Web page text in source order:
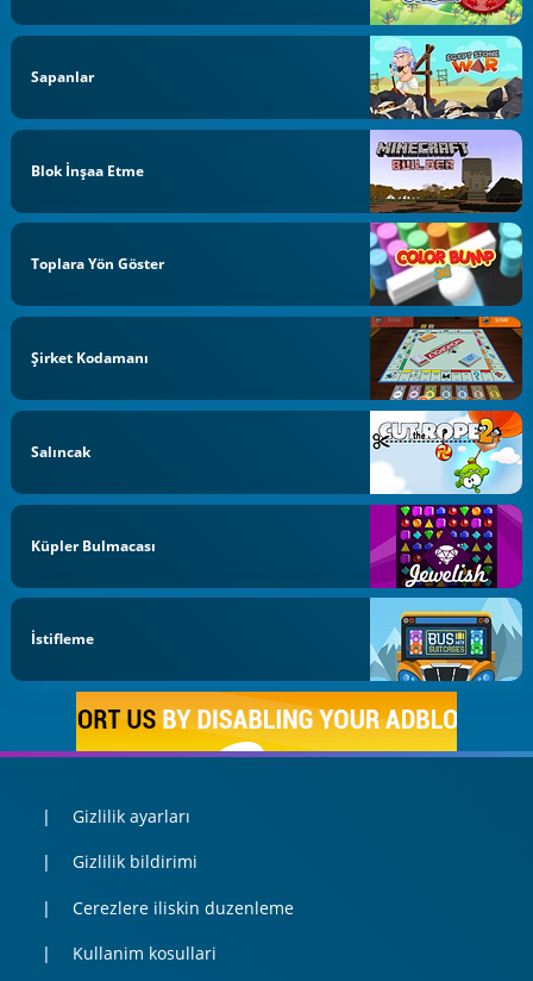
Sapanlar
Blok İnşaa Etme
Toplara Yön Göster
Şirket Kodamanı
Salıncak
Küpler Bulmacası
İstifleme
Gizlilik ayarları
Gizlilik bildirimi
Cerezlere iliskin duzenleme
Kullanim kosullari